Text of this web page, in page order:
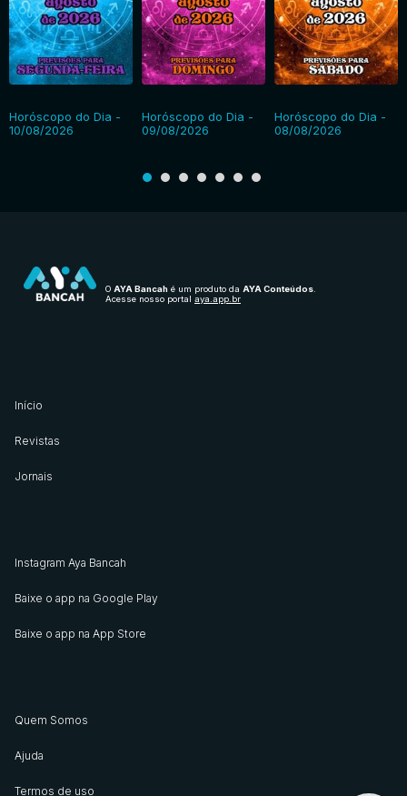
Horóscopo do Dia -
10/08/2026
Horóscopo do Dia -
09/08/2026
Horóscopo do Dia -
08/08/2026
O AYA Bancah é um produto da AYA Conteúdos
Acesse nosso portal aya.app.br
Início
Revistas
Jornais
Instagram Aya Bancah
Baixe o app na Google Play
Baixe o app na App Store
Quem Somos
Ajuda
Termos de uso